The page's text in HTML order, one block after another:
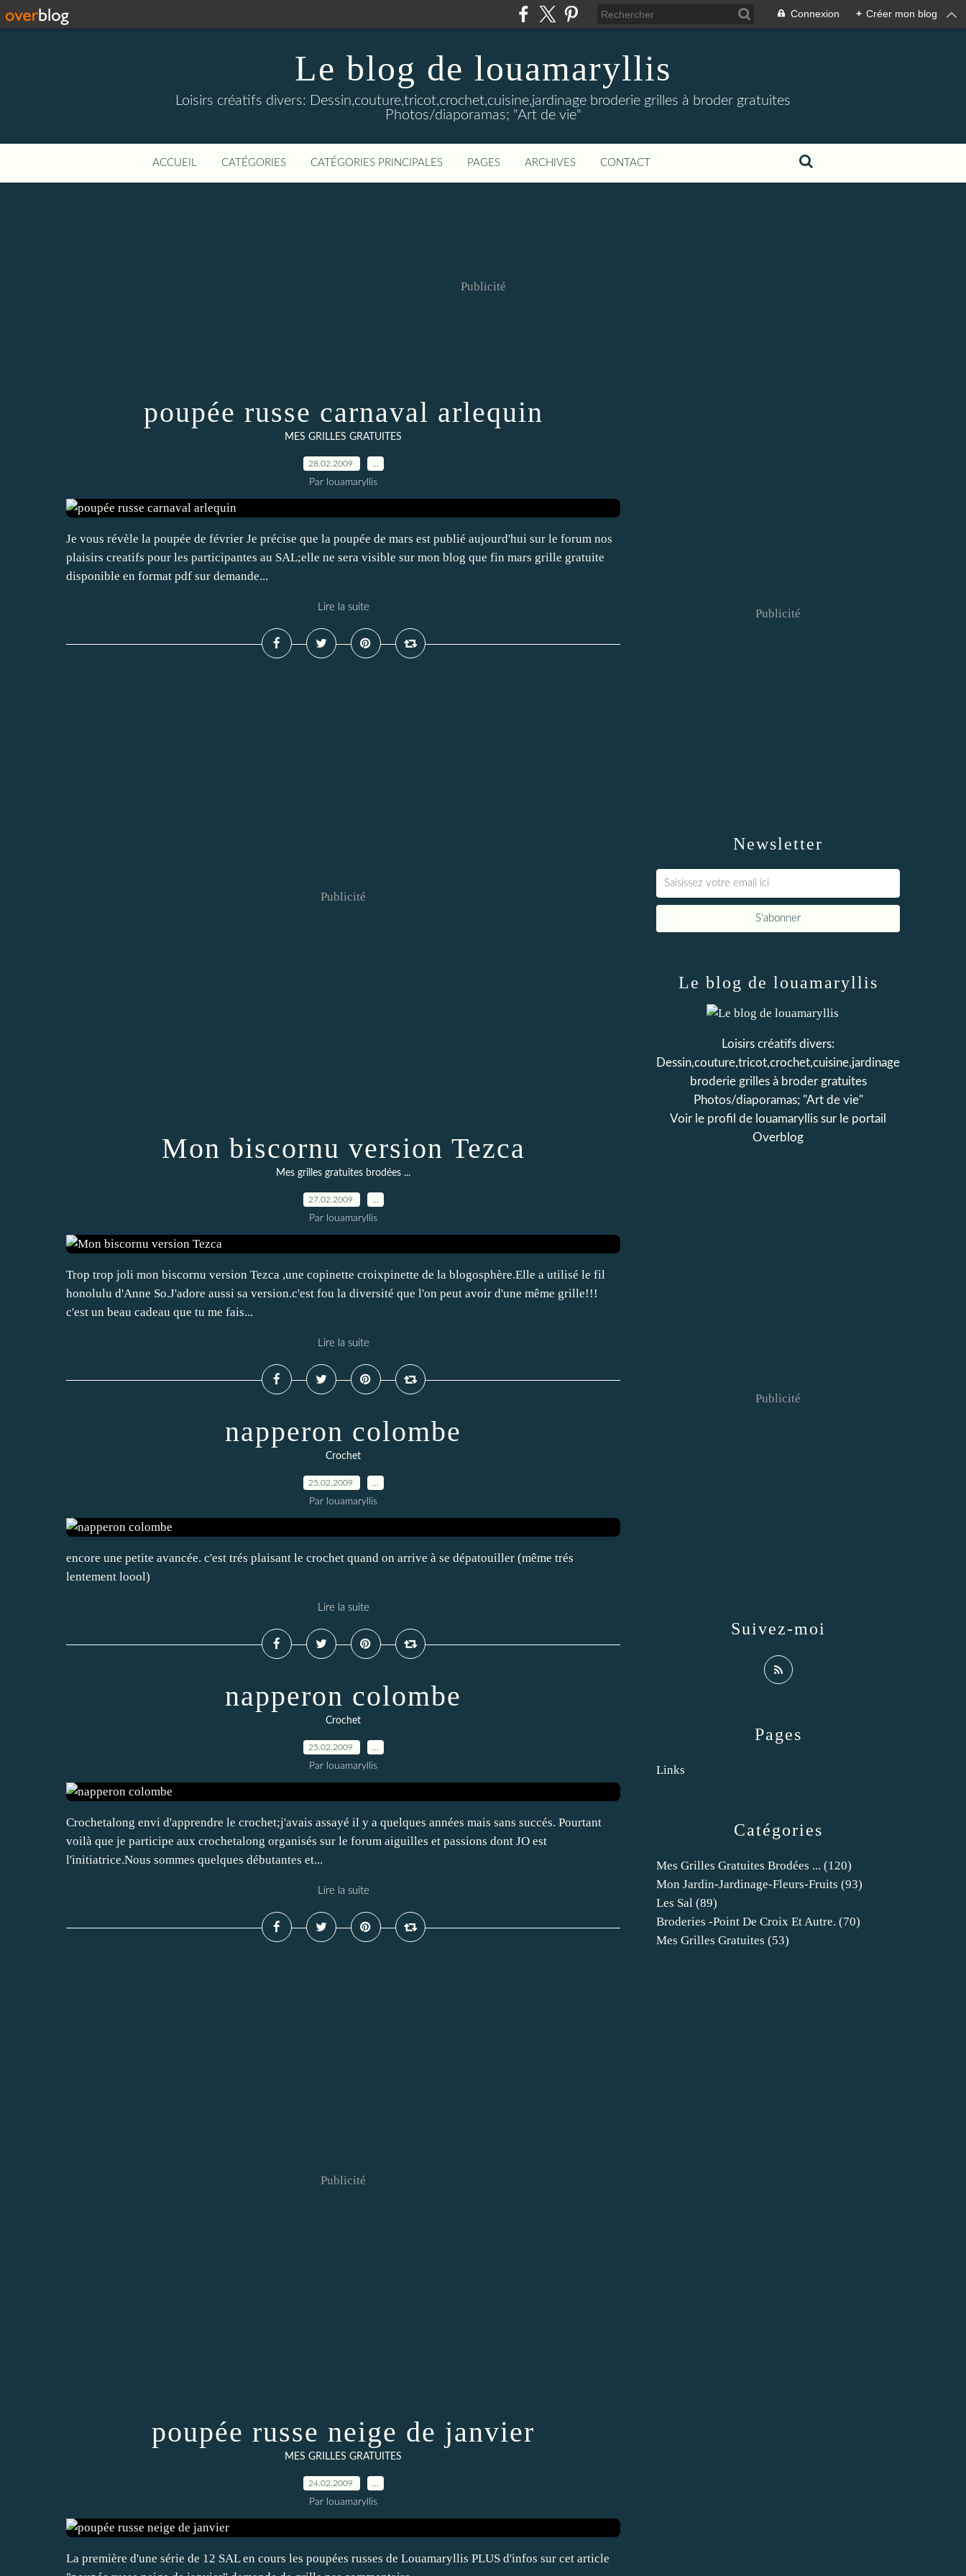
Connexion + Créer mon blog
Le blog de louamaryllis
Loisirs créatifs divers: Dessin,couture,tricot,crochet,cuisine,jardinage broderie grilles à broder gratuites
Photos/diaporamas; "Art de vie"
ACCUEIL CATÉGORIES CATÉGORIES PRINCIPALES PAGES ARCHIVES CONTACT
Publicité
poupée russe carnaval arlequin
MES GRILLES GRATUITES
28.02.2009
Par louamaryllis
Je vous révèle la poupée de février Je précise que la poupée de mars est publié aujourd'hui sur le forum nos
plaisirs creatifs pour les participantes au SAL;elle ne sera visible sur mon blog que fin mars grille gratuite
disponible en format pdf sur demande...
Lire la suite
Publicité
Mon biscornu version Tezca
Mes grilles gratuites brodées ...
27.02.2009
Par louamaryllis
Trop trop joli mon biscornu version Tezca ,une copinette croixpinette de la blogosphère.Elle a utilisé le fil
honolulu d'Anne So.J'adore aussi sa version.c'est fou la diversité que l'on peut avoir d'une même grille!!!
c'est un beau cadeau que tu me fais...
Lire la suite
napperon colombe
Crochet
25.02.2009
Par louamaryllis
encore une petite avancée. c'est trés plaisant le crochet quand on arrive à se dépatouiller (même trés
lentement loool)
Lire la suite
napperon colombe
Crochet
25.02.2009
Par louamaryllis
Crochetalong envi d'apprendre le crochet;j'avais assayé il y a quelques années mais sans succés. Pourtant
voilà que je participe aux crochetalong organisés sur le forum aiguilles et passions dont JO est
l'initiatrice.Nous sommes quelques débutantes et...
Lire la suite
Publicité
poupée russe neige de janvier
MES GRILLES GRATUITES
24.02.2009
Par louamaryllis
La première d'une série de 12 SAL en cours les poupées russes de Louamaryllis PLUS d'infos sur cet article
Newsletter
Publicité
Catégories
Mes Grilles Gratuites Brodées ... (120)
Mon Jardin-Jardinage-Fleurs-Fruits (93)
Les Sal (89)
Broderies -point De Croix Et Autre. (70)
Mes Grilles Gratuites (53)
Pages
Links
Le blog de louamaryllis
Loisirs créatifs divers:
Dessin,couture,tricot,crochet,cuisine,jardinage
broderie grilles à broder gratuites
Photos/diaporamas; "Art de vie"
Voir le profil de louamaryllis sur le portail
Overblog
Suivez-moi
Publicité